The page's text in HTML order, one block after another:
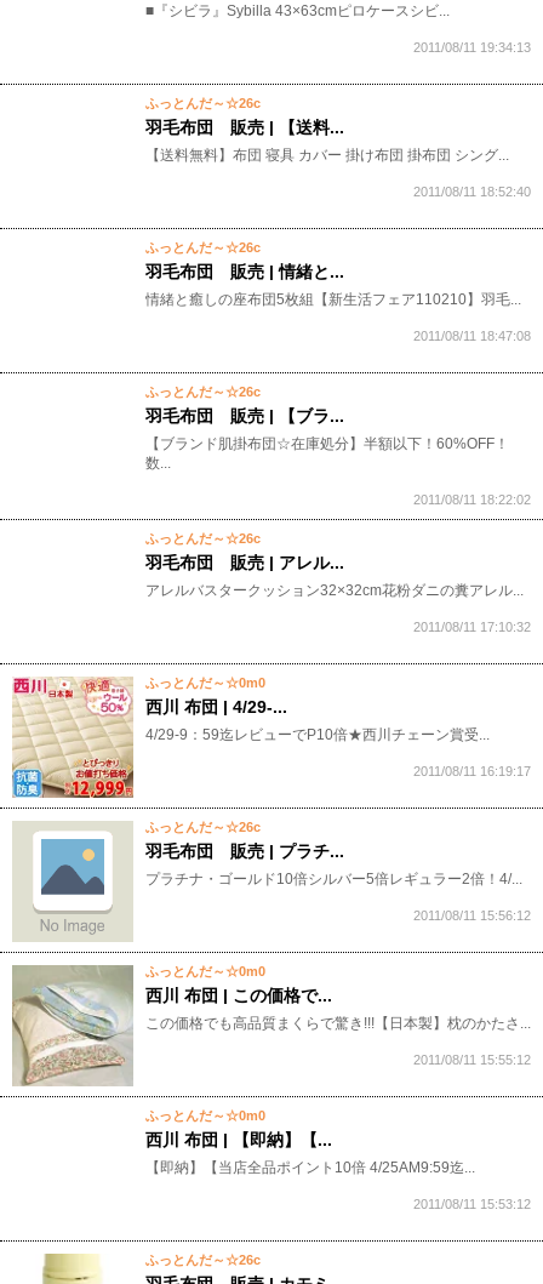
■『シビラ』Sybilla 43×63cmピロケースシビ...
2011/08/11 19:34:13
ふっとんだ～☆26c
羽毛布団 販売 | 【送料...
【送料無料】布団 寝具 カバー 掛け布団 掛布団 シング...
2011/08/11 18:52:40
ふっとんだ～☆26c
羽毛布団 販売 | 情緒と...
情緒と癒しの座布団5枚組【新生活フェア110210】羽毛...
2011/08/11 18:47:08
ふっとんだ～☆26c
羽毛布団 販売 | 【ブラ...
【ブランド肌掛布団☆在庫処分】半額以下！60%OFF！
数...
2011/08/11 18:22:02
ふっとんだ～☆26c
羽毛布団 販売 | アレル...
アレルバスタークッション32×32cm花粉ダニの糞アレル...
2011/08/11 17:10:32
ふっとんだ～☆0m0
西川 布団 | 4/29-...
4/29-9：59迄レビューでP10倍★西川チェーン賞受...
2011/08/11 16:19:17
ふっとんだ～☆26c
羽毛布団 販売 | プラチ...
プラチナ・ゴールド10倍シルバー5倍レギュラー2倍！4/...
2011/08/11 15:56:12
ふっとんだ～☆0m0
西川 布団 | この価格で...
この価格でも高品質まくらで驚き!!!【日本製】枕のかたさ...
2011/08/11 15:55:12
ふっとんだ～☆0m0
西川 布団 | 【即納】【...
【即納】【当店全品ポイント10倍 4/25AM9:59迄...
2011/08/11 15:53:12
ふっとんだ～☆26c